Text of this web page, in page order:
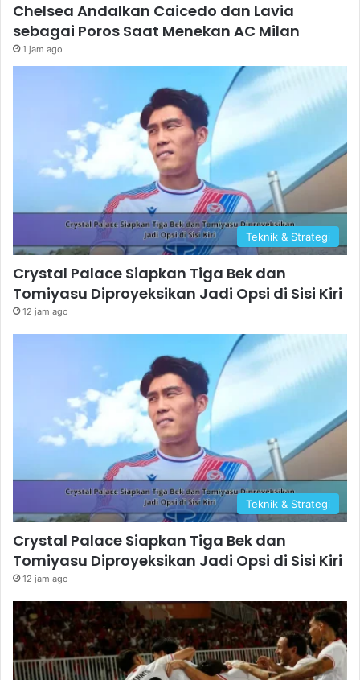
Chelsea Andalkan Caicedo dan Lavia
sebagai Poros Saat Menekan AC Milan
1 jam ago
Teknik & Strategi
Crystal Palace Siapkan Tiga Bek dan
Tomiyasu Diproyeksikan Jadi Opsi di Sisi Kiri
12 jam ago
Teknik & Strategi
Crystal Palace Siapkan Tiga Bek dan
Tomiyasu Diproyeksikan Jadi Opsi di Sisi Kiri
12 jam ago